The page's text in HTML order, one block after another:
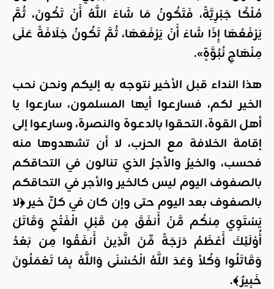
مُلْكًا جَبْرِيَّةً، فَتَكُونُ مَا شَاءَ اللَّهُ أَنْ تَكُونَ، ثُمَّ
يَرْفَعُهَا إِذَا شَاءَ أَنْ يَرْفَعَهَا، ثُمَّ تَكُونُ خِلَافَةً عَلَى
مِنْهَاجِ نُبُوَّةٍ».
هذا النداء قبل الأخير نتوجه به إليكم ونحن نحب
الخير لكم، فسارعوا أيها المسلمون، سارعوا يا
أهل القوة، التحقوا بالدعوة والنصرة، وسارعوا إلى
إقامة الخلافة مع الحزب، لا أن تشهدوها منه
فحسب، والخيرُ والأجرُ الذي تنالون في التحاقكم
بالصفوف اليوم ليس كالخير والأجر في التحاقكم
بالصفوف بعد اليوم حتى وإن كان في كلٍّ خير ﴿لا
يَسْتَوِي مِنكُم مَّنْ أَنفَقَ مِن قَبْلِ الْفَتْحِ وَقَاتَلَ
أُوْلَئِكَ أَعْظَمُ دَرَجَةً مِّنَ الَّذِينَ أَنفَقُوا مِن بَعْدُ
وَقَاتَلُوا وَكُلاً وَعَدَ اللَّهُ الْحُسْنَى وَاللَّهُ بِمَا تَعْمَلُونَ
خَبِيرٌ ﴾.